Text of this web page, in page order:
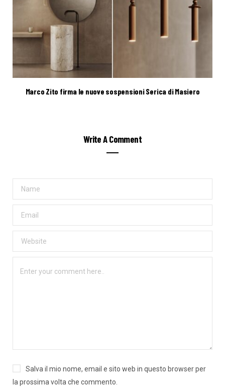
Marco Zito firma le nuove sospensioni Serica di Masiero
Write A Comment
Salva il mio nome, email e sito web in questo browser per
la prossima volta che commento.